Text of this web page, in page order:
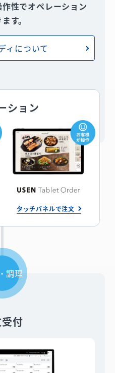
性でオペレーション
す。
ィについて
ション
タッチパネルで注文
調理
付